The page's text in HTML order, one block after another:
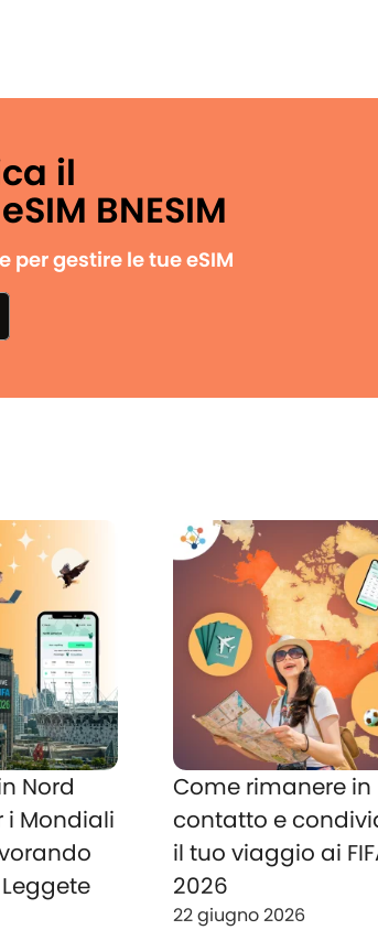
il
BNESIM
per gestire le tue eSIM
Nord
i Mondiali
Come rimanere in
contatto e
il tuo viaggio ai
2026
22 giugno 2026